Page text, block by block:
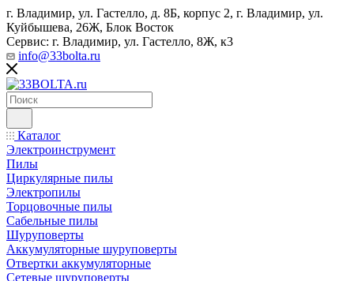
г. Владимир, ул. Гастелло, д. 8Б, корпус 2, г. Владимир, ул. ​
Куйбышева, 26Ж, Блок Восток
Сервис: г. Владимир, ул. Гастелло, 8Ж, к3
info@33bolta.ru
Каталог
Электроинструмент
Пилы
Циркулярные пилы
Электропилы
Торцовочные пилы
Сабельные пилы
Шуруповерты
Аккумуляторные шуруповерты
Отвертки аккумуляторные
Сетевые шуруповерты